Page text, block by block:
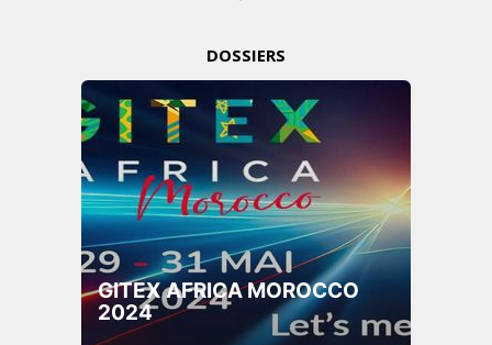
DOSSIERS
GITEX AFRICA MOROCCO
2024